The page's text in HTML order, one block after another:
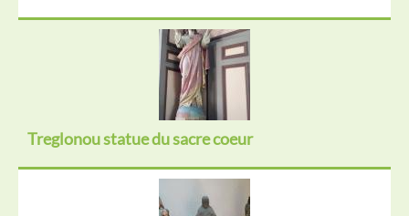
Treglonou statue du sacre coeur